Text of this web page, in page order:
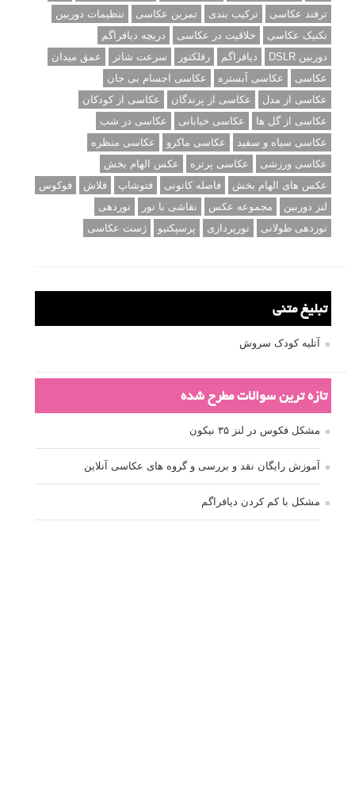
ترفند عکاسی
ترکیب بندی تمرین عکاسی
تنظیمات دوربین
تکنیک عکاسی
خلاقیت در عکاسی
دریچه دیافراگم
دوربین DSLR
دیافراگم رفلکتور سرعت شاتر
عمق میدان
عکاسی
عکاسی آبستره
عکاسی اجسام بی جان
عکاسی از مدل
عکاسی از پرندگان
عکاسی از کودکان
عکاسی از گل ها
عکاسی خیابانی
عکاسی در شب
عکاسی سیاه و سفید
عکاسی ماکرو
عکاسی منظره
عکاسی ورزشی
عکاسی پرتره
عکس الهام بخش
عکس های الهام بخش
فاصله کانونی فتوشاپ فلاش
فوکوس
لنز دوربین
مجموعه عکس نقاشی با نور
نوردهی
نوردهی طولانی
نورپردازی پرسپکتیو ژست عکاسی
تبلیغ متنی
آتلیه کودک سروش
تازه ترین سوالات مطرح شده
مشکل فکوس در لنز ۳۵ نیکون
آموزش رایگان نقد و بررسی و گروه های عکاسی آنلاین
مشکل با کم کردن دیافراگم